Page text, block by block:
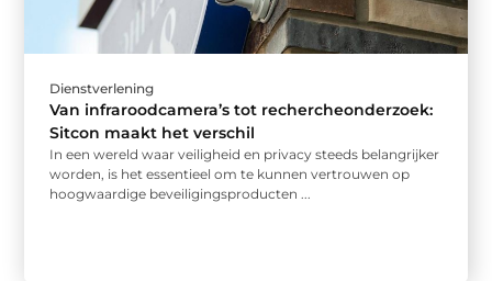
Dienstverlening
Van infraroodcamera’s tot rechercheonderzoek:
Sitcon maakt het verschil
In een wereld waar veiligheid en privacy steeds belangrijker
worden, is het essentieel om te kunnen vertrouwen op
hoogwaardige beveiligingsproducten ...